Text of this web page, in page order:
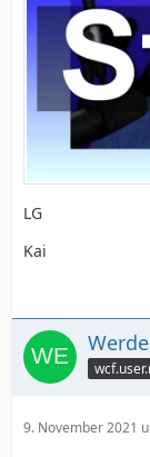
LG
Kai
9. November 2021